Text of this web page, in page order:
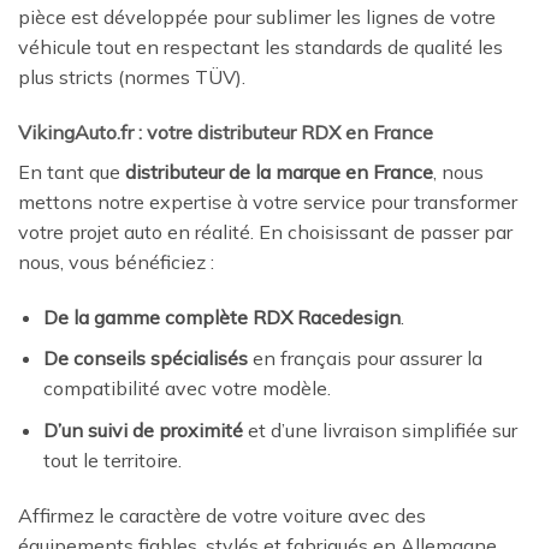
pièce est développée pour sublimer les lignes de votre
véhicule tout en respectant les standards de qualité les
plus stricts (normes TÜV).
VikingAuto.fr : votre distributeur RDX en France
En tant que distributeur de la marque en France , nous
mettons notre expertise à votre service pour transformer
votre projet auto en réalité. En choisissant de passer par
nous, vous bénéficiez :
De la gamme complète RDX Racedesign.
De conseils spécialisésen français pour assurer la
compatibilité avec votre modèle.
D’un suivi de proximitéet d’une livraison simplifiée sur
tout le territoire.
Affirmez le caractère de votre voiture avec des